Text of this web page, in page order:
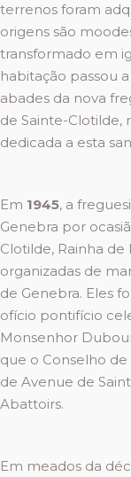
terrenos foram
origens são
transformado em
habitação passou
abades da nova
de Sainte-Clotilde,
dedicada a esta
Em 1945, a
Genebra por
Clotilde, Rainha de
organizadas de
de Genebra. Eles
ofício pontifício
Monsenhor
que o Conselho
de Avenue de
Abattoirs.
Em meados da